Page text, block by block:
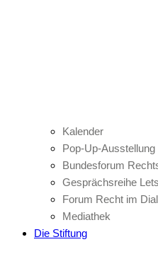
Kalender
Pop-Up-Ausstellung
Bundesforum
Gesprächsreihe
Forum Recht im
Mediathek
Die Stiftung